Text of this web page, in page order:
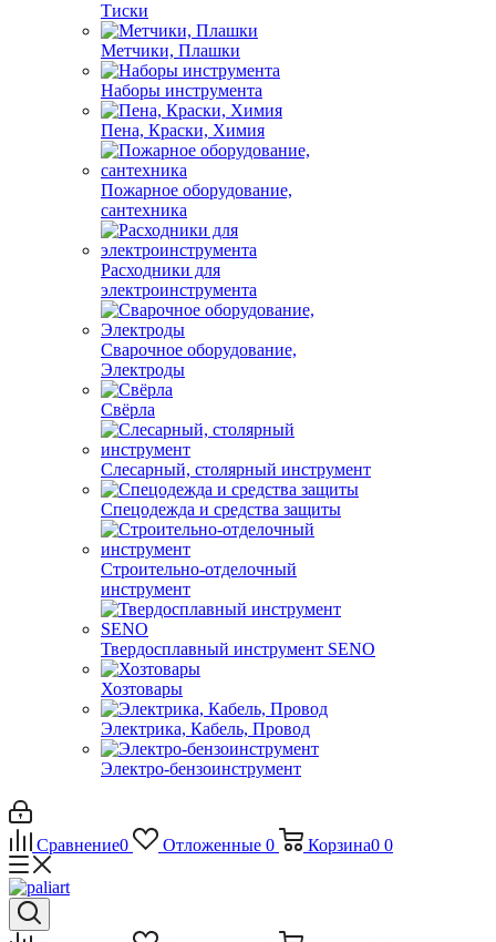
Тиски
Метчики, Плашки
Наборы инструмента
Пена, Краски, Химия
Пожарное оборудование,
сантехника
Расходники для
электроинструмента
Сварочное оборудование,
Электроды
Свёрла
Слесарный, столярный инструмент
Спецодежда и средства защиты
Строительно-отделочный
инструмент
Твердосплавный инструмент SENO
Хозтовары
Электрика, Кабель, Провод
Электро-бензоинструмент
Сравнение0 Отложенные 0 Корзина0 0